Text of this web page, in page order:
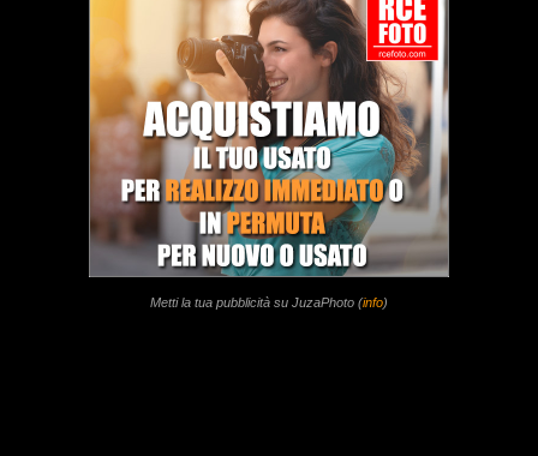
Metti la tua pubblicità su JuzaPhoto (info)